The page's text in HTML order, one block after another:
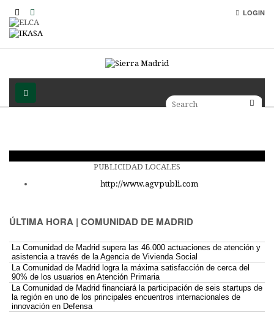
LOGIN
PUBLICIDAD LOCALES
http://www.agvpubli.com
ÚLTIMA HORA | COMUNIDAD DE MADRID
La Comunidad de Madrid supera las 46.000 actuaciones de atención y
asistencia a través de la Agencia de Vivienda Social
La Comunidad de Madrid logra la máxima satisfacción de cerca del
90% de los usuarios en Atención Primaria
La Comunidad de Madrid financiará la participación de seis startups de
la región en uno de los principales encuentros internacionales de
innovación en Defensa